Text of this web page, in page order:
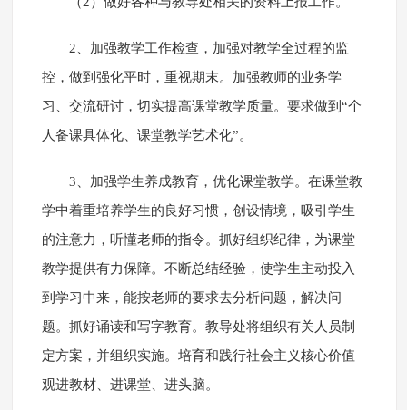
2、加强教学工作检查，加强对教学全过程的监
控，做到强化平时，重视期末。加强教师的业务学
习、交流研讨，切实提高课堂教学质量。要求做到“个
人备课具体化、课堂教学艺术化”。
3、加强学生养成教育，优化课堂教学。在课堂教
学中着重培养学生的良好习惯，创设情境，吸引学生
的注意力，听懂老师的指令。抓好组织纪律，为课堂
教学提供有力保障。不断总结经验，使学生主动投入
到学习中来，能按老师的要求去分析问题，解决问
题。抓好诵读和写字教育。教导处将组织有关人员制
定方案，并组织实施。培育和践行社会主义核心价值
观进教材、进课堂、进头脑。